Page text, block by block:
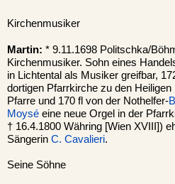
Kirchenmusiker
Martin: * 9.11.1698 Politschka/
Kirchenmusiker. Sohn eines
in Lichtental als Musiker greifbar,
dortigen Pfarrkirche zu den
Pfarre und 170 fl von der Nothelfer-
Moysé eine neue Orgel in der
† 16.4.1800 Währing [Wien XVIII])
Sängerin C. Cavalieri.
Seine Söhne